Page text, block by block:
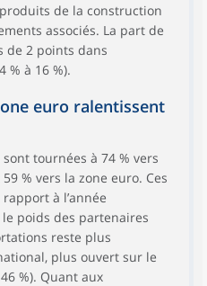
de la construction
associés. La part de
de 2 points dans
% à 16 %).
euro ralentissent
tournées à 74 % vers
% vers la zone euro. Ces
à l’année
poids des partenaires
reste plus
plus ouvert sur le
%). Quant aux